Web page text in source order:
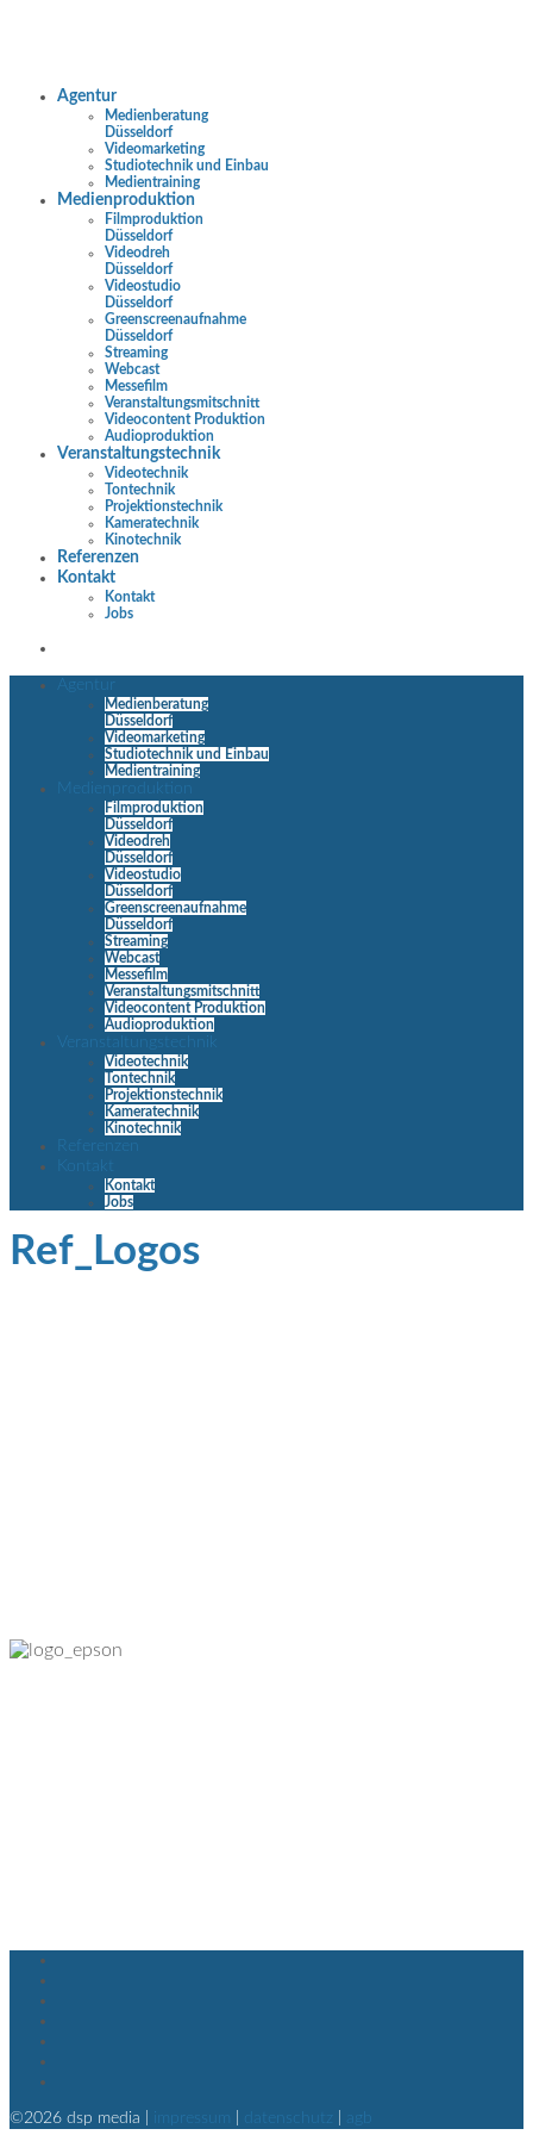
Agentur
Medienberatung
Düsseldorf
Videomarketing
Studiotechnik und Einbau
Medientraining
Medienproduktion
Filmproduktion
Düsseldorf
Videodreh
Düsseldorf
Videostudio
Düsseldorf
Greenscreenaufnahme
Düsseldorf
Streaming
Webcast
Messefilm
Veranstaltungsmitschnitt
Videocontent Produktion
Audioproduktion
Veranstaltungstechnik
Videotechnik
Tontechnik
Projektionstechnik
Kameratechnik
Kinotechnik
Referenzen
Kontakt
Kontakt
Jobs
Agentur
Medienberatung
Düsseldorf
Videomarketing
Studiotechnik und Einbau
Medientraining
Medienproduktion
Filmproduktion
Düsseldorf
Videodreh
Düsseldorf
Videostudio
Düsseldorf
Greenscreenaufnahme
Düsseldorf
Streaming
Webcast
Messefilm
Veranstaltungsmitschnitt
Videocontent Produktion
Audioproduktion
Veranstaltungstechnik
Videotechnik
Tontechnik
Projektionstechnik
Kameratechnik
Kinotechnik
Referenzen
Kontakt
Kontakt
Jobs
Ref_Logos
©2026 dsp media | impressum datenschutz agb